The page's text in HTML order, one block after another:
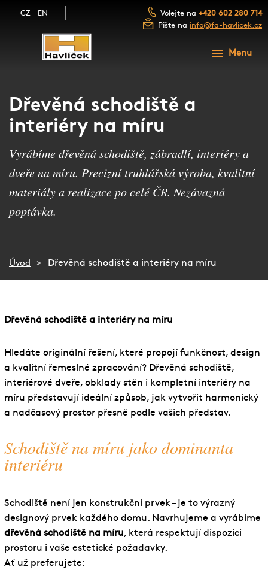
SCHODY A SCHODIŠTĚ
ZÁBRADLÍ A MADLA
LUXUSNÍ DŘEVĚNÉ DVEŘE
NÁBYTEK Z MASIVU
DŘEVĚNÉ OBLOŽENÍ
Naše firma
Kontakt
CZ EN Volejte na +420 602 280 714
Pište na info@fa-havlicek.cz
Menu
PRODUKTY
FOTOGALERIE
NAŠE FIRMA
BLOG
KONTAKT
Dřevěná schodiště a
interiéry na míru
Vyrábíme dřevěná schodiště, zábradlí, interiéry a
dveře na míru. Precizní truhlářská výroba, kvalitní
materiály a realizace po celé ČR. Nezávazná
poptávka.
Úvod Dřevěná schodiště a interiéry na míru
Dřevěná schodiště a interiéry na míru
Hledáte originální řešení, které propojí funkčnost, design
a kvalitní řemeslné zpracování? Dřevěná schodiště,
interiérové dveře, obklady stěn i kompletní interiéry na
míru představují ideální způsob, jak vytvořit harmonický
a nadčasový prostor přesně podle vašich představ.
Schodiště na míru jako dominanta
interiéru
Schodiště není jen konstrukční prvek – je to výrazný
designový prvek každého domu. Navrhujeme a vyrábíme
dřevěná schodiště na míru, která respektují dispozici
prostoru i vaše estetické požadavky.
Ať už preferujete: